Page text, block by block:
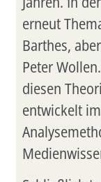
erneut
Barthes,
Peter
diesen
entwickelt